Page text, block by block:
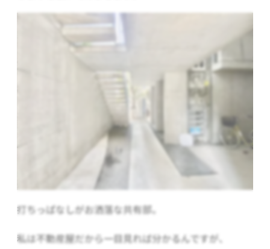
打ちっぱなしがお洒落な共有部。
私は不動産屋だから一目見れば分かるんですが、